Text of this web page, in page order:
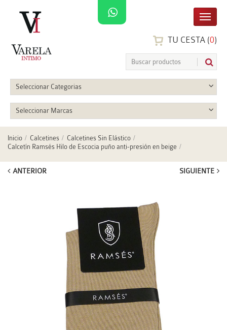
TU CESTA (0)
Seleccionar Categorias
Seleccionar Marcas
Inicio Calcetines
Calcetines Sin Elástico
Calcetín Ramsés Hilo de Escocia puño anti-presión en beige
ANTERIOR SIGUIENTE